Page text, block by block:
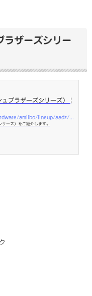
ザーズシリー
ブラザーズシリーズ） |
ーズ）をご紹介します。